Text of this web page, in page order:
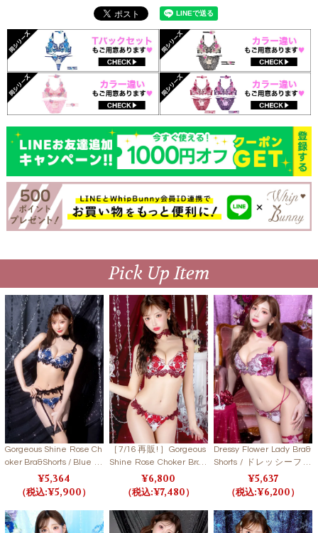
Pick Up Item
Gorgeous Shine Rose Ch
oker Bra&Shorts / Blue ゴ
ージャスシャインローズ
チョーカーブラ＆ショー
ツ / ブルー【LB5500】
5,364
5,900
［7/16再販!］Gorgeous
Shine Rose Choker Bra&
Shorts/Red ゴージャスシ
ャインローズチョーカー
ブラ＆ショーツ/レッド
6,800
7,480
Dressy Flower Lady Bra&
Shorts / ドレッシーフラ
ワーレディブラ＆ショー
ツ【LB5500】
5,637
6,200